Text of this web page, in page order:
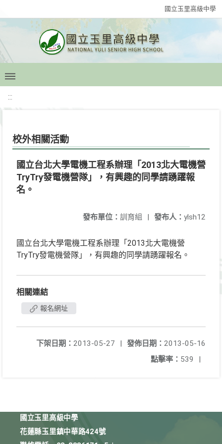
國立玉里高級中學
:::
校外相關活動
國立台北大學電機工程系辦理「2013北大電機營
TryTry發電機營隊」，有興趣的同學請踴躍報
名。
發布人： ylsh12
發布單位： 訓育組 |
國立台北大學電機工程系辦理「2013北大電機營
TryTry發電機營隊」，有興趣的同學請踴躍報名。
相關連結
報名網址
發佈日期： 2013-05-16
下架日期： 2013-05-27
|
點擊率： 539 |
國立玉里高級中學
花蓮縣玉里鎮中華路424號